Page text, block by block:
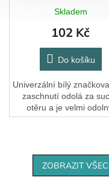
Skladem
102 Kč
Do košíku
Univerzální bílý
zaschnutí odolá za
otěru a je velmi
ZOBRAZIT